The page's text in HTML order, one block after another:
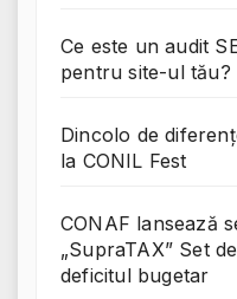
Ce este un audit
pentru site-ul tău?
Dincolo de
la CONIL Fest
CONAF lansează
„SupraTAX” Set
deficitul bugetar